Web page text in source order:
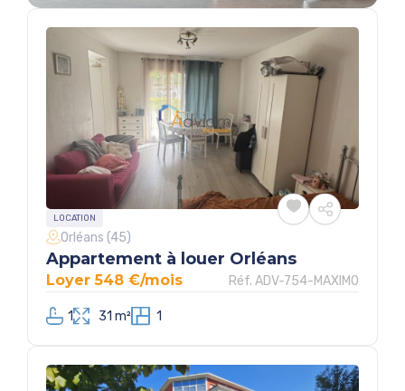
LOCATION
Réf. ADV-754-MAXIMO
Orléans (45)
Appartement à louer Orléans
1 31 m² 1
Loyer 548 €/mois